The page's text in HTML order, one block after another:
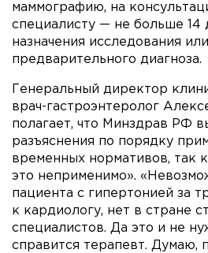
маммографию, на
специалисту — не больше 14
назначения исследования
предварительного диагноза.
Генеральный директор
врач-гастроэнтеролог
полагает, что Минздрав РФ
разъяснения по порядку
временных нормативов, так
это неприменимо».
пациента с гипертонией за
к кардиологу, нет в стране
специалистов. Да это и не
справится терапевт. Думаю,